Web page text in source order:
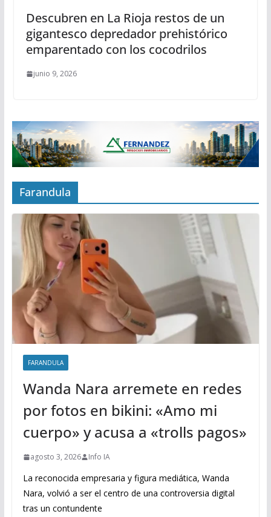
Descubren en La Rioja restos de un
gigantesco depredador prehistórico
emparentado con los cocodrilos
junio 9, 2026
Farandula
FARANDULA
Wanda Nara arremete en redes
por fotos en bikini: «Amo mi
cuerpo» y acusa a «trolls pagos»
agosto 3, 2026 Info IA
La reconocida empresaria y figura mediática, Wanda
Nara, volvió a ser el centro de una controversia digital
tras un contundente